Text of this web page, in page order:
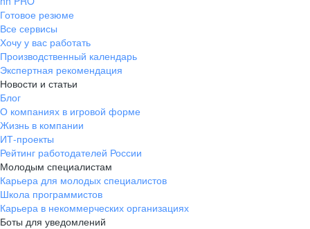
Готовое резюме
Все сервисы
Хочу у вас работать
Производственный календарь
Экспертная рекомендация
Новости и статьи
Блог
О компаниях в игровой форме
Жизнь в компании
ИТ-проекты
Рейтинг работодателей России
Молодым специалистам
Карьера для молодых специалистов
Школа программистов
Карьера в некоммерческих организациях
Боты для уведомлений